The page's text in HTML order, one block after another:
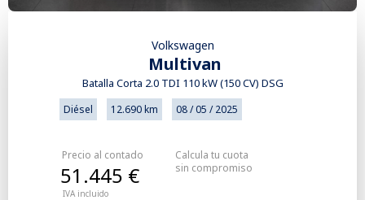
Volkswagen
Multivan
Batalla Corta 2.0 TDI 110 kW (150 CV) DSG
Diésel 12.690 km 08 / 05 / 2025
Precio al contado
IVA incluido
51.445 €
Calcula tu cuota
sin compromiso